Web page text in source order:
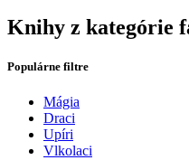
Knihy z kategórie
Populárne filtre
Mágia
Draci
Upíri
Vlkolaci